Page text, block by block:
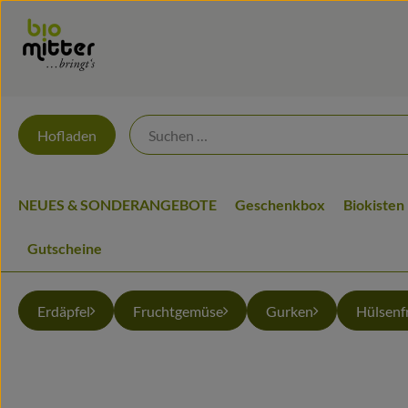
Hofladen
NEUES & SONDERANGEBOTE Geschenkbox Biokisten
Gutscheine
Erdäpfel Fruchtgemüse Gurken